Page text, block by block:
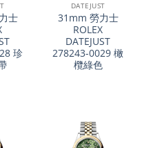
士
珍
DATEJUST
31mm 勞力士
ROLEX
DATEJUST
278243-0029 橄
欖綠色